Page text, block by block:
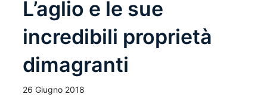
L’aglio e le sue
incredibili proprietà
dimagranti
26 Giugno 2018